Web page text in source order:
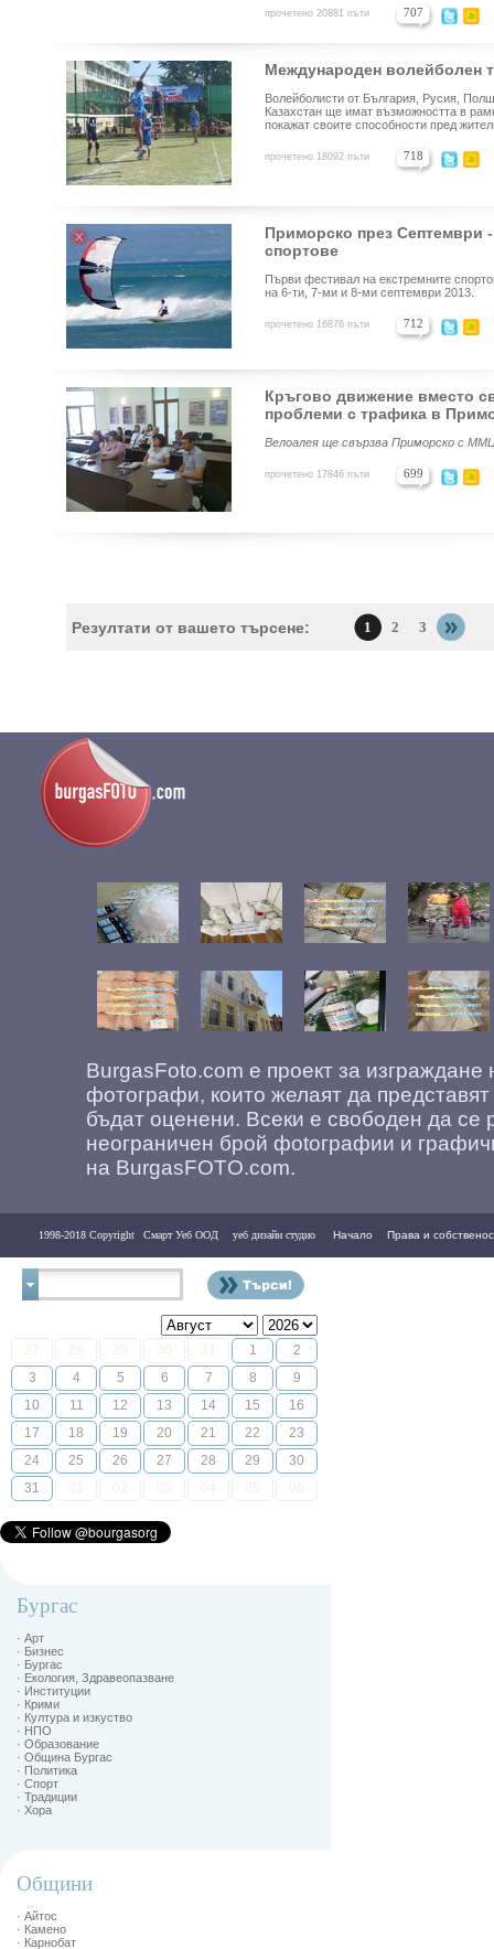
прочетено 20881 пъти 707
Международен волейболен
Волейболисти от България, Русия,
Казахстан ще имат възможността в
покажат своите способности пред
прочетено 18092 пъти 718
Приморско през Септември
спортове
Първи фестивал на екстремните
на 6-ти, 7-ми и 8-ми септември 2013.
прочетено 16876 пъти 712
Кръгово движение вместо
проблеми с трафика в
Велоалея ще свързва Приморско с
прочетено 17846 пъти 699
Резултати от вашето търсене: 1 2 3
BurgasFoto.com е проект за
фотографи, които желаят да
бъдат оценени. Всеки е свободен да се
неограничен брой фоtографии и
на BurgasFOTO.com.
1998-2018 Copyright Смарт Уеб ООД уеб дизайн студио Начало Права и
1
2
3
4 5 6 7 8
9
10
11 12 13 14 15
16
17
18 19 20 21 22
23
24
25 26 27 28 29
30
31
Бургас
· Арт
· Бизнес
· Бургас
· Екология, Здравеопазване
· Институции
· Крими
· Култура и изкуство
· НПО
· Образование
· Община Бургас
· Политика
· Спорт
· Традиции
· Хора
Общини
· Айтос
· Камено
· Карнобат